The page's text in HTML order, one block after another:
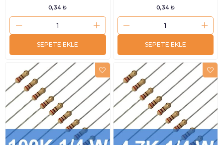
0,34 ₺
SEPETE EKLE
0,34 ₺
SEPETE EKLE